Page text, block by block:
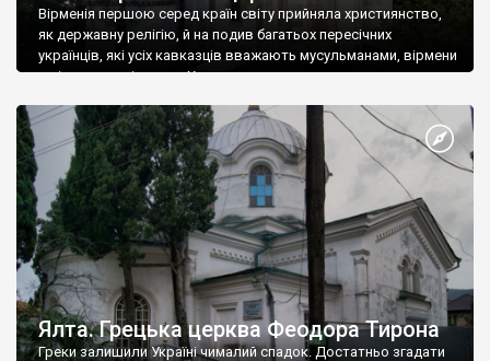
Вірменія першою серед країн світу прийняла християнство,
як державну релігію, й на подив багатьох пересічних
українців, які усіх кавказців вважають мусульманами, вірмени
є відданими вірянами Христа
Ялта. Грецька церква Феодора Тирона
Греки залишили Україні чималий спадок. Достатньо згадати